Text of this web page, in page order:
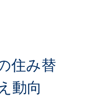
住み替
動向